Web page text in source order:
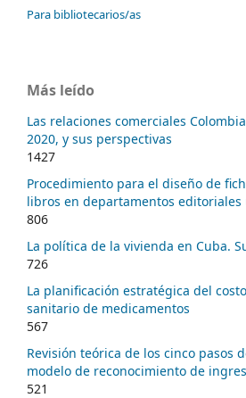
Para bibliotecarios/as
Más leído
Las relaciones comerciales
2020, y sus perspectivas
1427
Procedimiento para el diseño de
libros en departamentos
806
La política de la vivienda en Cuba.
726
La planificación estratégica del
sanitario de medicamentos
567
Revisión teórica de los cinco pasos
modelo de reconocimiento de
521